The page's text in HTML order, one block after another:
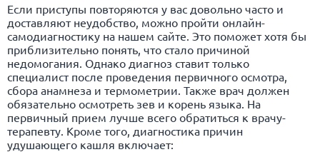
Если приступы повторяются у вас довольно часто и
доставляют неудобство, можно пройти онлайн-
самодиагностику на нашем сайте. Это поможет хотя бы
приблизительно понять, что стало причиной
недомогания. Однако диагноз ставит только
специалист после проведения первичного осмотра,
сбора анамнеза и термометрии. Также врач должен
обязательно осмотреть зев и корень языка. На
первичный прием лучше всего обратиться к врачу-
терапевту. Кроме того, диагностика причин
удушающего кашля включает: